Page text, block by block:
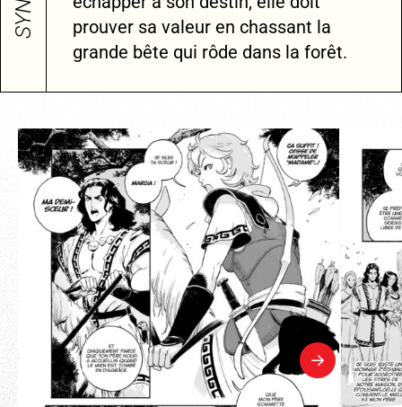
prouver sa valeur en chassant la
grande bête qui rôde dans la forêt.